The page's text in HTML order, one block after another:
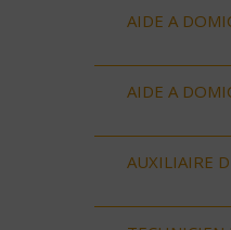
AIDE A
AIDE A
AUXILIAIRE